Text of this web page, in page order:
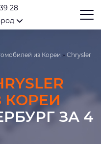
28
из Кореи » Chrysler
КОРЕИ
ЗА 4